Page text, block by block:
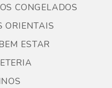
CONGELADOS
ORIENTAIS
ESTAR